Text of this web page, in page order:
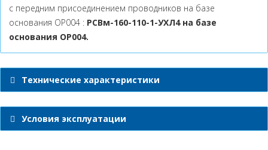
с передним присоединением проводников на базе
основания ОР004 : РСВм-160-110-1-УХЛ4 на базе
основания ОР004.
Технические характеристики
Условия эксплуатации